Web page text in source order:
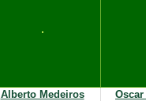
Alberto Medeiros